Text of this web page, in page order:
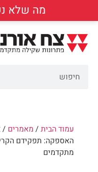
מה שלא
עמוד הבית / מאמרים /
האספקה: תפקידם
מתקדמים